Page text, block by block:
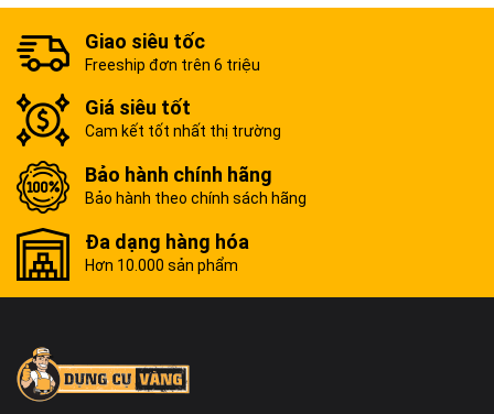
Giao siêu tốc
Freeship đơn trên 6 triệu
Giá siêu tốt
Cam kết tốt nhất thị trường
Bảo hành chính hãng
Bảo hành theo chính sách hãng
Đa dạng hàng hóa
Hơn 10.000 sản phẩm